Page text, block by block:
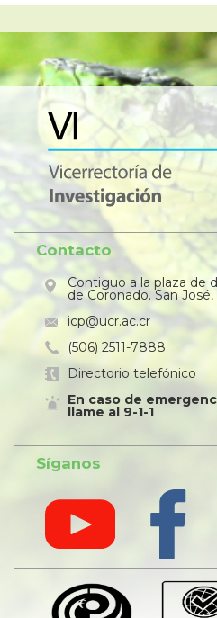
Contacto
Contiguo a la plaza de
de Coronado. San
icp@ucr.ac.cr
(506) 2511-7888
Directorio telefónico
En caso de
llame al 9-1-1
Síganos